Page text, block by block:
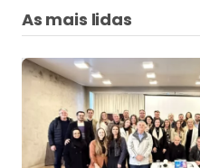
As mais lidas